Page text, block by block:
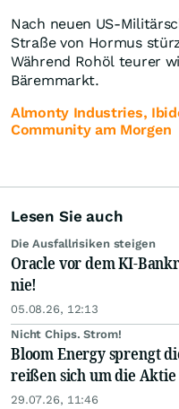
Nach neuen US-
Straße von Hormus
Während Rohöl teurer
Bäremmarkt.
Almonty Industries,
Community am Morgen
Lesen Sie auch
Die Ausfallrisiken steigen
Oracle vor dem KI-
nie!
05.08.26, 12:13
Nicht Chips. Strom!
Bloom Energy sprengt
reißen sich um die Aktie
29.07.26, 11:46